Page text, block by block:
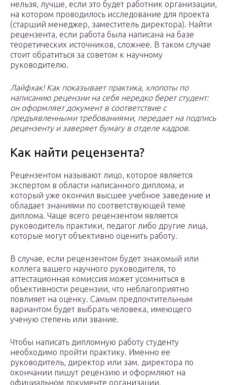
нельзя, лучше, если это будет работник организации,
на котором проводилось исследование для проекта
(старший менеджер, заместитель директора). Найти
рецензента, если работа была написана на базе
теоретических источников, сложнее. В таком случае
стоит обратиться за советом к научному
руководителю.
Лайфхак! Как показывает практика, хлопоты по
написанию рецензии на себя нередко берет студент:
он оформляет документ в соответствие с
предъявленными требованиями, передает на подпись
рецензенту и заверяет бумагу в отделе кадров.
Как найти рецензента?
Рецензентом называют лицо, которое является
экспертом в области написанного диплома, и
который уже окончил высшее учебное заведение и
обладает знаниями по соответствующей теме
диплома. Чаще всего рецензентом является
руководитель практики, педагог либо другие лица,
которые могут объективно оценить работу.
В случае, если рецензентом будет знакомый или
коллега вашего научного руководителя, то
аттестационная комиссия может усомниться в
объективности рецензии, что неблагоприятно
повлияет на оценку. Самым предпочтительным
вариантом будет выбрать человека, имеющего
ученую степень или звание.
Чтобы написать дипломную работу студенту
необходимо пройти практику. Именно ее
руководитель, директор или зам. директора по
окончании пишут рецензию и оформляют на
официальном документе организации.